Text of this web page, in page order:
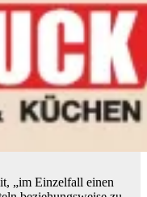
„im Einzelfall einen